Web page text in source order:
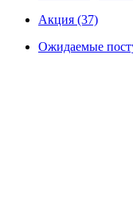
Акция (37)
Ожидаемые